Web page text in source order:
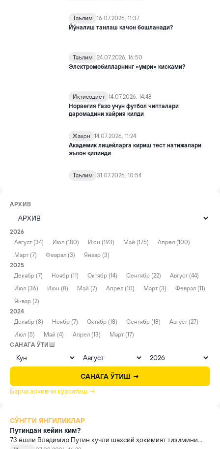
Таълим
16.07.2026, 11:37
Йўналиш танлаш қачон бошланади?
Таълим
24.07.2026, 16:50
Электромобилларнинг «умри» қисқами?
Иқтисодиёт 14.07.2026, 14:48
Норвегия Ғазо учун футбол чипталари
даромадини хайрия қилди
Жаҳон
14.07.2026, 11:24
Академик лицейларга кириш тест натижалари
эълон қилинди
Таълим 31.07.2026, 10:54
АРХИВ
2026
Август (34)
Июл (180) Июн (193) Май (175)
Апрел (100)
Март (7)
Феврал (3)
Январ (3)
2025
Декабр (7)
Ноябр (11) Октябр (14) Сентябр (22)
Август (44)
Июл (36)
Июн (8) Май (7) Апрел (10) Март (3)
Феврал (11)
Январ (2)
2024
Декабр (8)
Ноябр (7) Октябр (18) Сентябр (18)
Август (27)
Июл (5)
Май (4) Апрел (13)
Март (17)
САНАГА ЎТИШ
САНАГА ЎТИШ →
Барча архивни кўрсатиш →
СЎНГГИ ЯНГИЛИКЛАР
Путиндан кейин ким?
73 ёшли Владимир Путин кучли шахсий ҳокимият тизимини